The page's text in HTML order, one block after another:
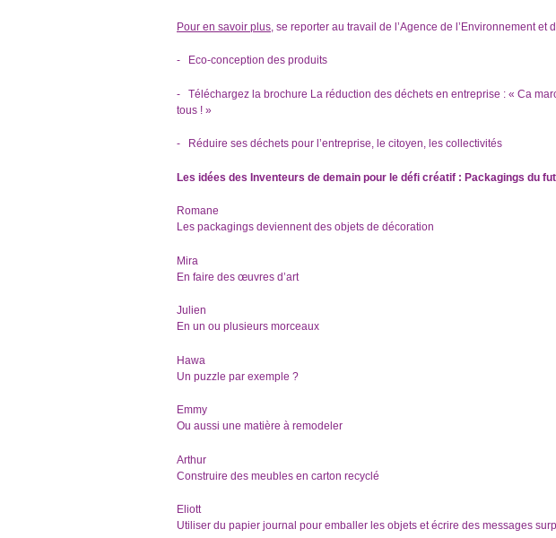
Pour en savoir plus, se reporter au travail de l’Agence de l’Environnement et
- Eco-conception des produits
-
Téléchargez la brochure La réduction des déchets en entreprise : « Ca
tous ! »
- Réduire ses déchets pour l’entreprise, le citoyen, les collectivités
Les idées des Inventeurs de demain pour le défi créatif : Packagings du
Romane
Les packagings deviennent des objets de décoration
Mira
En faire des œuvres d’art
Julien
En un ou plusieurs morceaux
Hawa
Un puzzle par exemple ?
Emmy
Ou aussi une matière à remodeler
Arthur
Construire des meubles en carton recyclé
Eliott
Utiliser du papier journal pour emballer les objets et écrire des messages